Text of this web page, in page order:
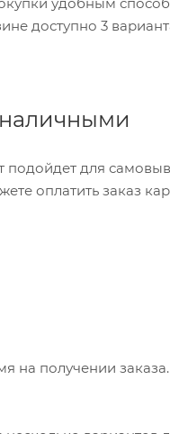
удобным
доступно 3
подойдет для
оплатить заказ
заказа в корзине
Visa,Master Card,
на получении заказа.